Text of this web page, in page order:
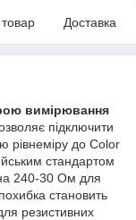
товар Доставка
вимірювання
підключити
рівнеміру до Color
стандартом
240-30 Ом для
становить
резистивних